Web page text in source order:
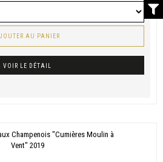
AU PANIER
VOIR LE DÉTAIL